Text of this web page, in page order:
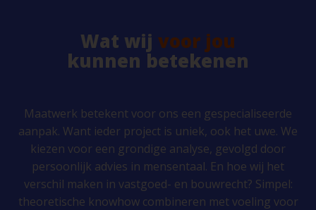
Wat wij voor jou
kunnen betekenen
Maatwerk betekent voor ons een gespecialiseerde
aanpak. Want ieder project is uniek, ook het uwe. We
kiezen voor een grondige analyse, gevolgd door
persoonlijk advies in mensentaal. En hoe wij het
verschil maken in vastgoed- en bouwrecht? Simpel:
theoretische knowhow combineren met voeling voor